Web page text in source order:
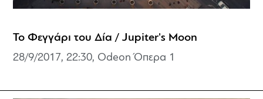
Το Φεγγάρι του Δία / Jupiter's Moon
28/9/2017, 22:30, Odeon Όπερα 1